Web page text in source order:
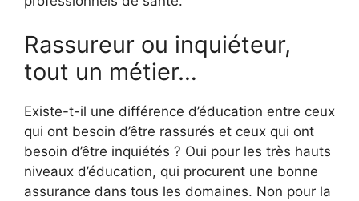
Rassureur ou inquiéteur,
tout un métier…
Existe-t-il une différence d’éducation entre ceux
qui ont besoin d’être rassurés et ceux qui ont
besoin d’être inquiétés ? Oui pour les très hauts
niveaux d’éducation, qui procurent une bonne
assurance dans tous les domaines. Non pour la